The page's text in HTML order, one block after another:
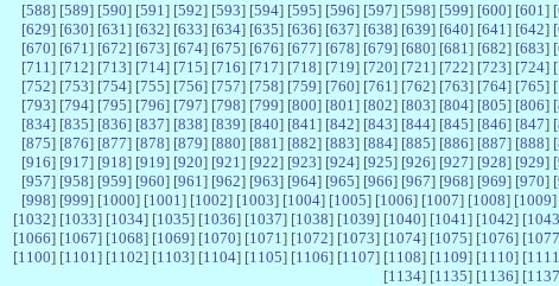
[588] [589] [590] [591 ] [592] [593] [594] [595] [596] [597] [598] [599] [600] [601 ] [
[629] [630] [631 ] [632] [633] [634] [635] [636] [637] [638] [639] [640] [641 ] [642] [
[670] [671 ] [672] [673] [674] [675] [676] [677] [678] [679] [680] [681 ] [682] [683] [
[711 ] [712] [713] [714] [715] [716] [717] [718] [719] [720] [721 ] [722] [723] [724] [
[752] [753] [754] [755] [756] [757] [758] [759] [760] [761 ] [762] [763] [764] [765] [
[793] [794] [795] [796] [797] [798] [799] [800] [801 ] [802] [803] [804] [805] [806] [
[834] [835] [836] [837] [838] [839] [840] [841 ] [842] [843] [844] [845] [846] [847] [
[875] [876] [877] [878] [879] [880] [881 ] [882] [883] [884] [885] [886] [887] [888] [
[916] [917] [918] [919] [920] [921 ] [922] [923] [924] [925] [926] [927] [928] [929] [
[957] [958] [959] [960] [961 ] [962] [963] [964] [965] [966] [967] [968] [969] [970] [
[998] [999] [1000] [1001 ] [1002] [1003] [1004] [1005] [1006] [1007] [1008] [1009]
[1032] [1033] [1034] [1035] [1036] [1037] [1038] [1039] [1040] [1041 ] [1042] [1043
[1066] [1067] [1068] [1069] [1070] [1071 ] [1072] [1073] [1074] [1075] [1076] [1077
[1100] [1101 ] [1102] [1103] [1104] [1105] [1106] [1107] [1108] [1109] [1110] [1111
[1134] [1135] [1136] [1137